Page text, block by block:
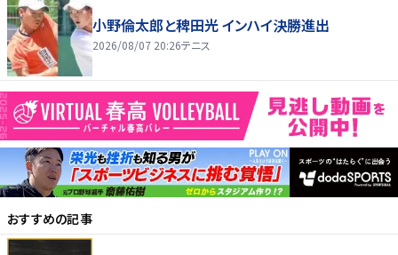
小野倫太郎と稗田光 インハイ決勝進出
2026/08/07 20:26テニス
おすすめの記事